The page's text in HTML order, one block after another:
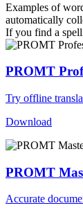
Examples of
automatically
If you find a
PROMT
Try offline
Download
PROMT
Accurate